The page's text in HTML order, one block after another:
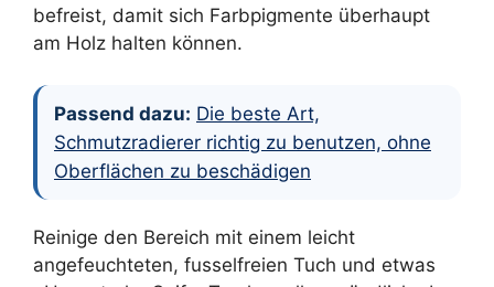
befreist, damit sich Farbpigmente überhaupt
am Holz halten können.
Passend dazu: Die beste Art,
Schmutzradierer richtig zu benutzen, ohne
Oberflächen zu beschädigen
Reinige den Bereich mit einem leicht
angefeuchteten, fusselfreien Tuch und etwas